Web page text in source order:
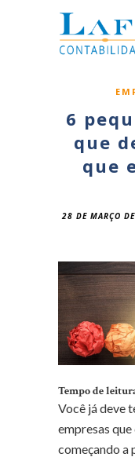
6
que
que
28 DE MARÇO
Tempo de
Você já deve
empresas
começando a